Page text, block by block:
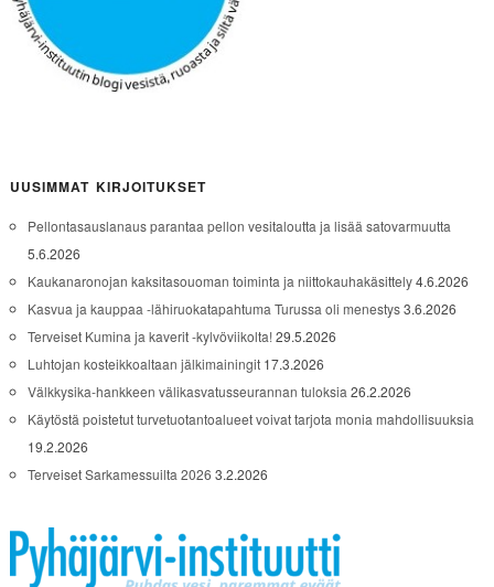
UUSIMMAT KIRJOITUKSET
Pellontasauslanaus parantaa pellon vesitaloutta ja lisää satovarmuutta
5.6.2026
Kaukanaronojan kaksitasouoman toiminta ja niittokauhakäsittely4.6.2026
Kasvua ja kauppaa -lähiruokatapahtuma Turussa oli menestys3.6.2026
Terveiset Kumina ja kaverit -kylvöviikolta!29.5.2026
Luhtojan kosteikkoaltaan jälkimainingit 17.3.2026
Välkkysika-hankkeen välikasvatusseurannan tuloksia 26.2.2026
Käytöstä poistetut turvetuotantoalueet voivat tarjota monia mahdollisuuksia
19.2.2026
Terveiset Sarkamessuilta 2026 3.2.2026